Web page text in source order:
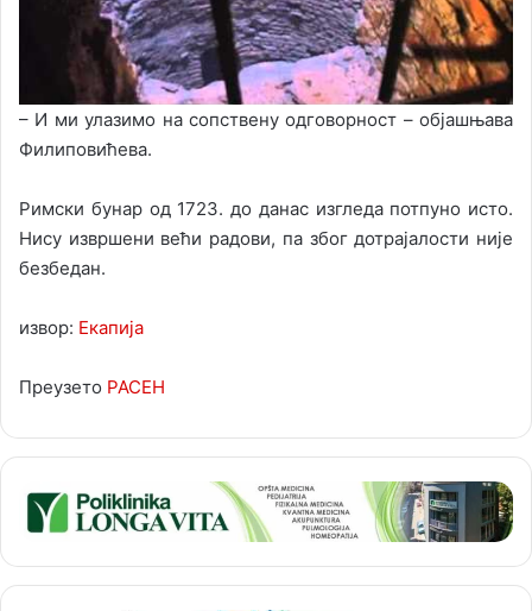
– И ми улазимо на сопствену одговорност – објашњава
Филиповићева.
Римски бунар од 1723. до данас изгледа потпуно исто.
Нису извршени већи радови, па због дотрајалости није
безбедан.
извор: Екапија
Преузето РАСЕН